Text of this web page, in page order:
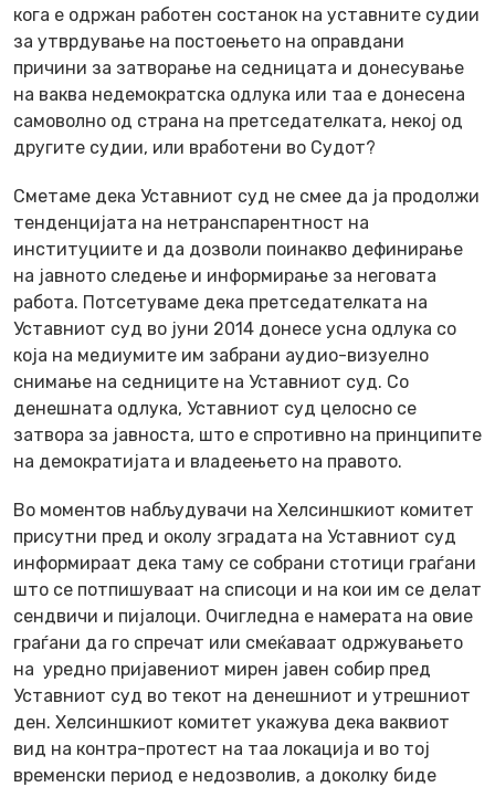
кога е одржан работен состанок на уставните судии
за утврдување на постоењето на оправдани
причини за затворање на седницата и донесување
на ваква недемократска одлука или таа е донесена
самоволно од страна на претседателката, некој од
другите судии, или вработени во Судот?
Сметаме дека Уставниот суд не смее да ја продолжи
тенденцијата на нетранспарентност на
институциите и да дозволи поинакво дефинирање
на јавното следење и информирање за неговата
работа. Потсетуваме дека претседателката на
Уставниот суд во јуни 2014 донесе усна одлука со
која на медиумите им забрани аудио-визуелно
снимање на седниците на Уставниот суд. Со
денешната одлука, Уставниот суд целосно се
затвора за јавноста, што е спротивно на принципите
на демократијата и владеењето на правото.
Во моментов набљудувачи на Хелсиншкиот комитет
присутни пред и околу зградата на Уставниот суд
информираат дека таму се собрани стотици граѓани
што се потпишуваат на списоци и на кои им се делат
сендвичи и пијалоци. Очигледна е намерата на овие
граѓани да го спречат или смеќаваат одржувањето
на уредно пријавениот мирен јавен собир пред
Уставниот суд во текот на денешниот и утрешниот
ден. Хелсиншкиот комитет укажува дека ваквиот
вид на контра-протест на таа локација и во тој
временски период е недозволив, а доколку биде